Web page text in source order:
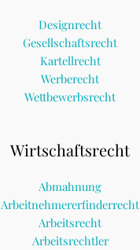
Designrecht
Gesellschaftsrecht
Kartellrecht
Werberecht
Wettbewerbsrecht
Wirtschaftsrecht
Abmahnung
Arbeitnehmererfinderrecht
Arbeitsrecht
Arbeitsrechtler